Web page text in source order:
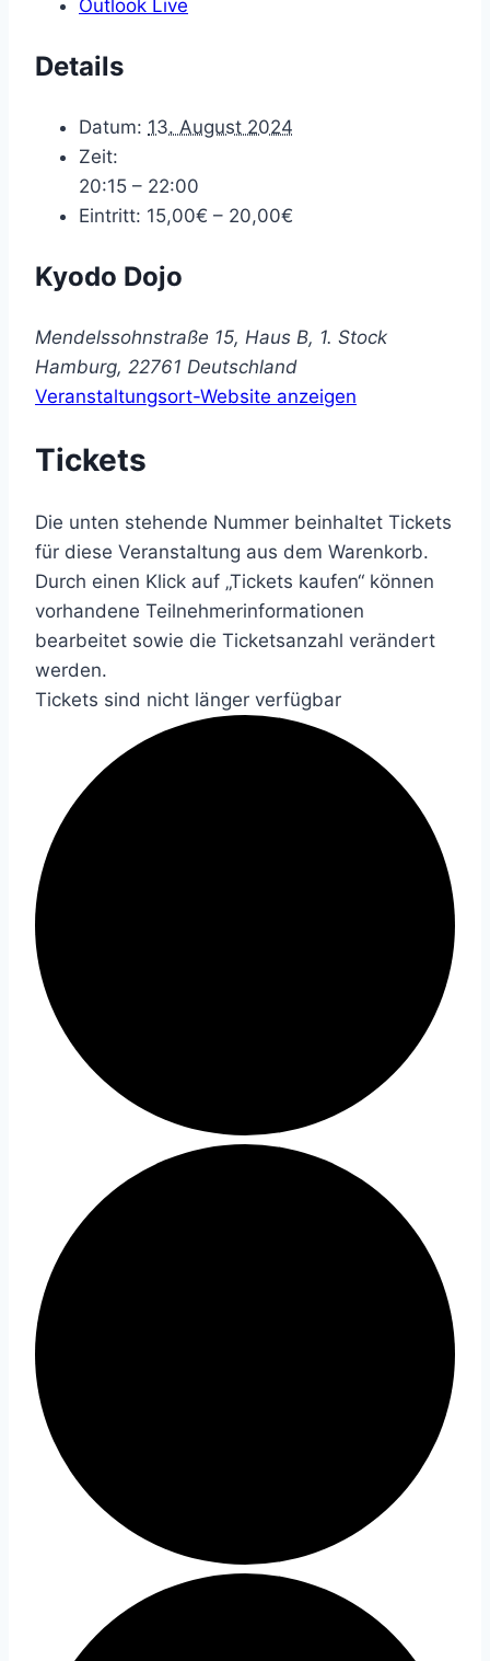
Outlook Live
Details
Datum: 13. August 2024
Zeit:
20:15 – 22:00
Eintritt: 15,00€ – 20,00€
Kyodo Dojo
Mendelssohnstraße 15, Haus B, 1. Stock
Hamburg, 22761 Deutschland
Veranstaltungsort-Website anzeigen
Tickets
Die unten stehende Nummer beinhaltet Tickets
für diese Veranstaltung aus dem Warenkorb.
Durch einen Klick auf „Tickets kaufen“ können
vorhandene Teilnehmerinformationen
bearbeitet sowie die Ticketsanzahl verändert
werden.
Tickets sind nicht länger verfügbar